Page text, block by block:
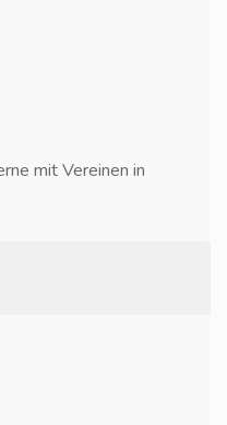
mit Vereinen in